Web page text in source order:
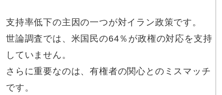
支持率低下の主因の一つが対イラン政策です。
世論調査では、米国民の64％が政権の対応を支持
していません。
さらに重要なのは、有権者の関心とのミスマッチ
です。